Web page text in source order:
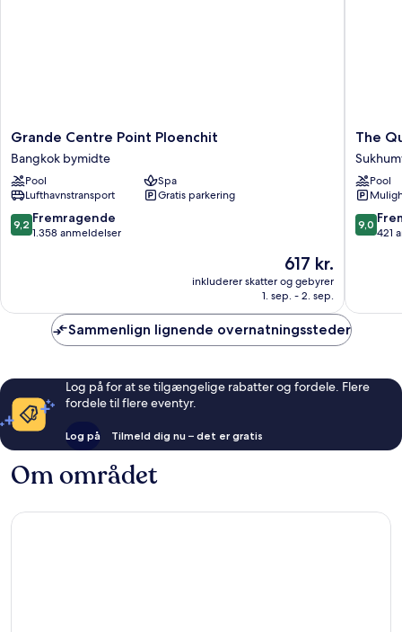
Grande
Centre
Point
Ploenchit
Bangkok
bymidte
Grande Centre Point Ploenchit
Bangkok bymidte
Pool
Spa
Lufthavnstransport
Gratis parkering
9.2
ud
anmeldelser
9,2 Fremragende
1.358 anmeldelser
Prisen
er
617 kr.
617 kr.
inkluderer skatter og gebyrer
1. sep. - 2. sep.
The
Quarter
by
UHG
The
Pool
9.0
ud
9,0
421
Sammenlign lignende overnatningssteder
Log på for at se tilgængelige rabatter og fordele. Flere
fordele til flere eventyr.
Log på Tilmeld dig nu – det er gratis
Om området